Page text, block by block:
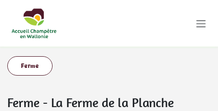
Ferme
Ferme - La Ferme de la Planche